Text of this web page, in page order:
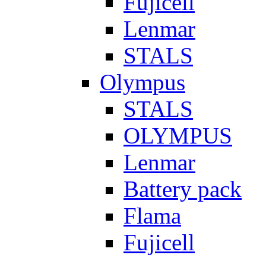
Lenmar
STALS
Olympus
STALS
OLYMPUS
Lenmar
Battery pack
Flama
Fujicell